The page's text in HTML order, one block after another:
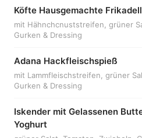
Köfte Hausgemachte
mit Hähnchcnuststreifen, grüner
Gurken & Dressing
Adana Hackfleischspieß
mit Lammfleischstreifen, grüner
Gurken & Dressing
Iskender mit Gelassenen
Yoghurt